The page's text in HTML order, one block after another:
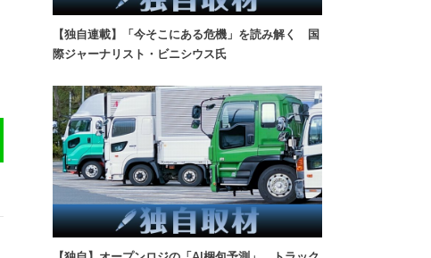
【独自連載】「今そこにある危機」を読み解く 国
際ジャーナリスト・ビニシウス氏